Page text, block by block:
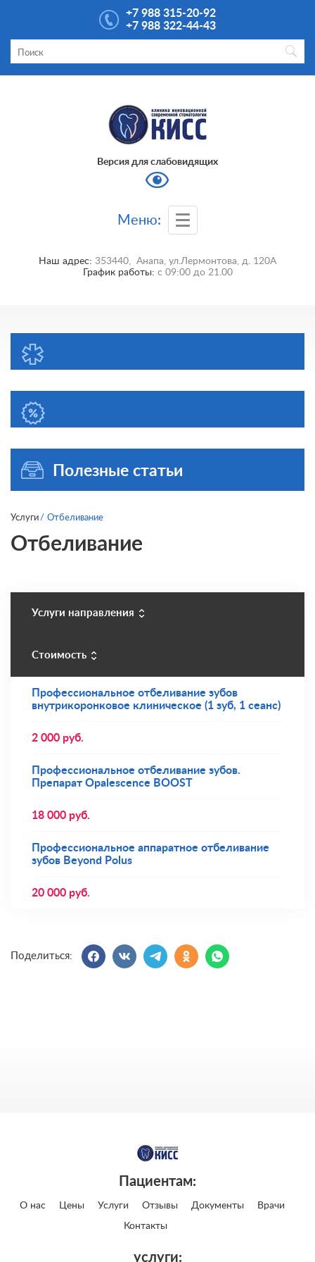
+7 988 315-20-92
+7 988 322-44-43
Версия для слабовидящих
Меню:
Наш адрес: 353440, Анапа, ул.Лермонтова, д. 120А
График работы: с 09:00до 21.00
Полезные статьи
Услуги Отбеливание
Отбеливание
Услуги направления
Стоимость
Профессиональное отбеливание зубов
внутрикоронковое клиническое (1 зуб, 1 сеанс)
2 000 руб.
Профессиональное отбеливание зубов.
Препарат Opalescence BOOST
18 000 руб.
Профессиональное аппаратное отбеливание
зубов Beyond Polus
20 000 руб.
Поделиться:
Пациентам:
О нас Цены Услуги Отзывы Документы Врачи
Контакты
услуги: